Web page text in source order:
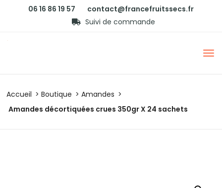
06 16 86 19 57
contact@francefruitssecs.fr
Suivi de commande
Accueil Boutique
Amandes
Amandes décortiquées crues 350gr X 24 sachets